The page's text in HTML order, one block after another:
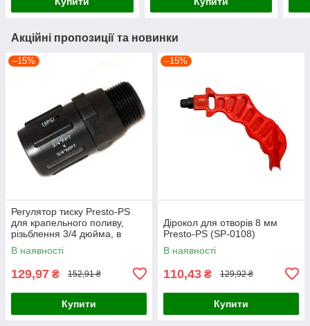
Акційні пропозиції та новинки
–15%
Регулятор тиску Presto-PS
для крапельного поливу,
різьблення 3/4 дюйма, в
упаковці - 1 шт. (PR-013415H)
В наявності
129,97 ₴ 152,91 ₴
Купити
–15%
Дірокол для отворів 8 мм
Presto-PS (SP-0108)
В наявності
110,43 ₴ 129,92 ₴
Купити